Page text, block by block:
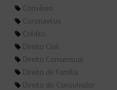
Convênio
Coronavírus
Crédito
Direito Civil
Direito Consensual
Direito de Família
Direito do Consumidor